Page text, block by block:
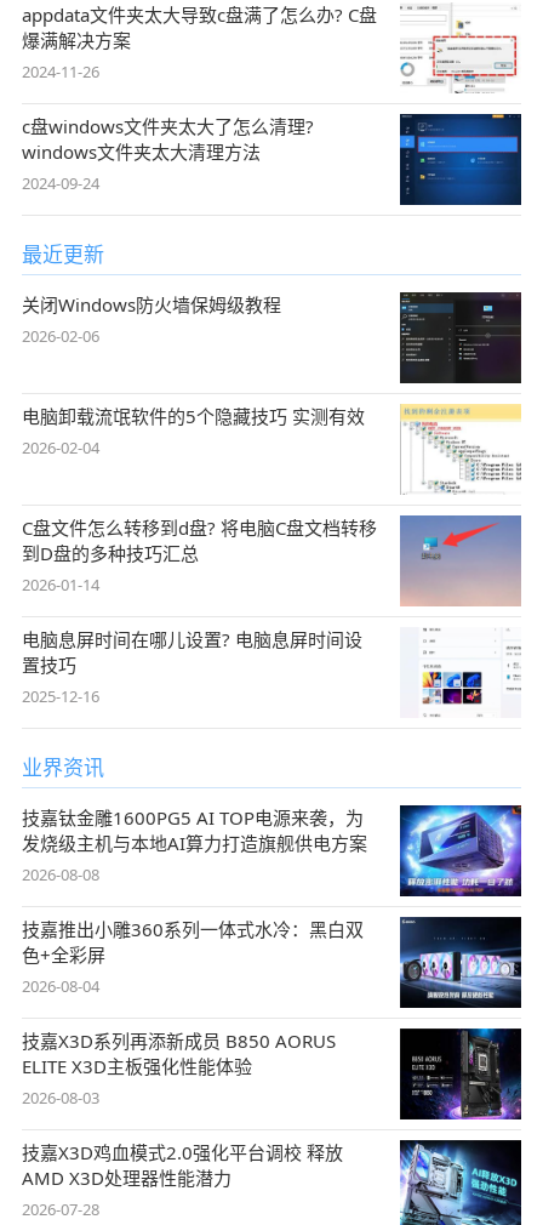
appdata文件夹太大导致c盘满了怎么办? C盘
爆满解决方案
2024-11-26
c盘windows文件夹太大了怎么清理?
windows文件夹太大清理方法
2024-09-24
最近更新
关闭Windows防火墙保姆级教程
2026-02-06
电脑卸载流氓软件的5个隐藏技巧 实测有效
2026-02-04
C盘文件怎么转移到d盘? 将电脑C盘文档转移
到D盘的多种技巧汇总
2026-01-14
电脑息屏时间在哪儿设置? 电脑息屏时间设
置技巧
2025-12-16
业界资讯
技嘉钛金雕1600PG5 AI TOP电源来袭，为
发烧级主机与本地AI算力打造旗舰供电方案
2026-08-08
技嘉推出小雕360系列一体式水冷：黑白双
色+全彩屏
2026-08-04
技嘉X3D系列再添新成员 B850 AORUS
ELITE X3D主板强化性能体验
2026-08-03
技嘉X3D鸡血模式2.0强化平台调校 释放
AMD X3D处理器性能潜力
2026-07-28